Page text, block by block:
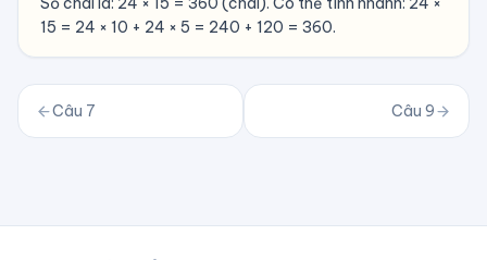
15 = 24 × 10 + 24 × 5 = 240 + 120 = 360.
Câu 7 Câu 9